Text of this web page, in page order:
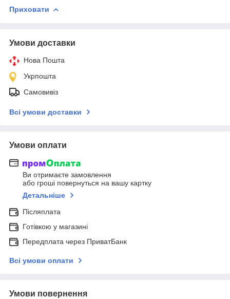
Приховати
Умови доставки
Нова Пошта
Укрпошта
Самовивіз
Всі умови доставки
Умови оплати
Ви отримаєте замовлення
або гроші повернуться на вашу картку
Детальніше
Післяплата
Готівкою у магазині
Передплата через ПриватБанк
Всі умови оплати
Умови повернення